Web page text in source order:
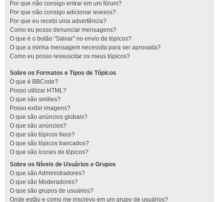
Por que não consigo entrar em um fórum?
Por que não consigo adicionar anexos?
Por que eu recebi uma advertência?
Como eu posso denunciar mensagens?
O que é o botão “Salvar” no envio de tópicos?
O que a minha mensagem necessita para ser aprovada?
Como eu posso ressuscitar os meus tópicos?
Sobre os Formatos e Tipos de Tópicos
O que é BBCode?
Posso utilizar HTML?
O que são smilies?
Posso exibir imagens?
O que são anúncios globais?
O que são anúncios?
O que são tópicos fixos?
O que são tópicos trancados?
O que são ícones de tópicos?
Sobre os Níveis de Usuários e Grupos
O que são Administradores?
O que são Moderadores?
O que são grupos de usuários?
Onde estão e como me inscrevo em um grupo de usuários?